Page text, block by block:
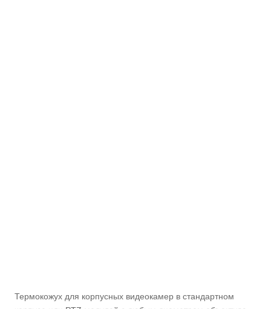
Термокожух для корпусных видеокамер в стандартном